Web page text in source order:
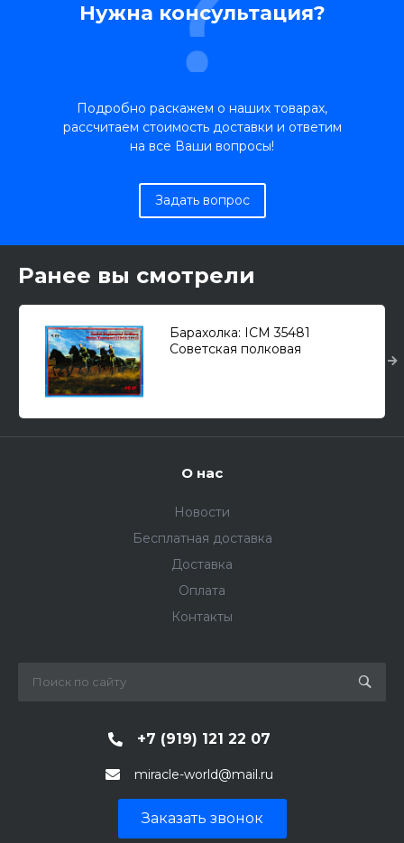
Нужна консультация?
Подробно раскажем о наших товарах,
рассчитаем стоимость доставки и ответим
на все Ваши вопросы!
Задать вопрос
Ранее вы смотрели
Барахолка: ICM 35481
Советская полковая
О нас
Новости
Бесплатная доставка
Доставка
Оплата
Контакты
+7 (919) 121 22 07
miracle-world@mail.ru
Заказать звонок